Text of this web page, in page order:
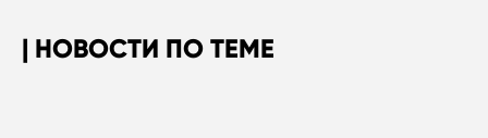
НОВОСТИ ПО ТЕМЕ